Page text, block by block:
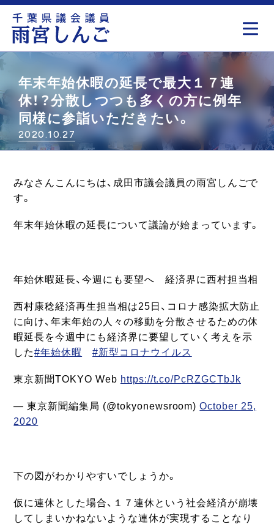
年末年始休暇の延長で最大１７連
休！？分散しつつも多くの方に例年
同様に参詣いただきたい。
2020.10.27
みなさんこんにちは、成田市議会議員の雨宮しんごで
す。
年末年始休暇の延長について議論が始まっています。
年始休暇延長、今週にも要望へ 経済界に西村担当相
西村康稔経済再生担当相は25日、コロナ感染拡大防止
に向け、年末年始の人々の移動を分散させるための休
暇延長を今週中にも経済界に要望していく考えを示
した#年始休暇 #新型コロナウイルス
東京新聞TOKYO Web https://t.co/PcRZGCTbJk
— 東京新聞編集局 (@tokyonewsroom)October 25,
2020
下の図がわかりやすいでしょうか。
仮に連休とした場合、１７連休という社会経済が崩壊
してしまいかねないような連休が実現することなり